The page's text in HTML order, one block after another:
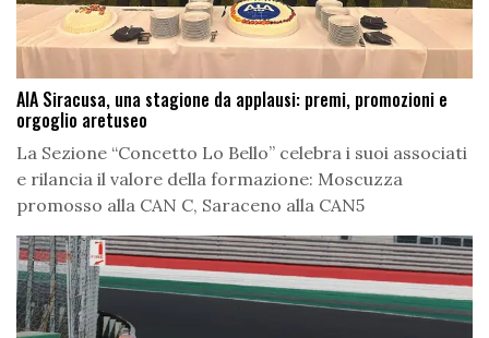
AIA Siracusa, una stagione da applausi: premi, promozioni e
orgoglio aretuseo
La Sezione “Concetto Lo Bello” celebra i suoi associati
e rilancia il valore della formazione: Moscuzza
promosso alla CAN C, Saraceno alla CAN5